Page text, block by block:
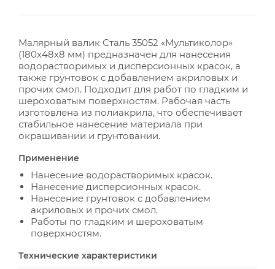
Малярный валик Сталь 35052 «Мультиколор»
(180x48x8 мм) предназначен для нанесения
водорастворимых и дисперсионных красок, а
также грунтовок с добавлением акриловых и
прочих смол. Подходит для работ по гладким и
шероховатым поверхностям. Рабочая часть
изготовлена из полиакрила, что обеспечивает
стабильное нанесение материала при
окрашивании и грунтовании.
Применение
Нанесение водорастворимых красок.
Нанесение дисперсионных красок.
Нанесение грунтовок с добавлением
акриловых и прочих смол.
Работы по гладким и шероховатым
поверхностям.
Технические характеристики